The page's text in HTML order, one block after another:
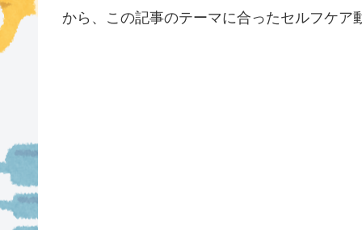
から、この記事のテーマに合ったセルフケア